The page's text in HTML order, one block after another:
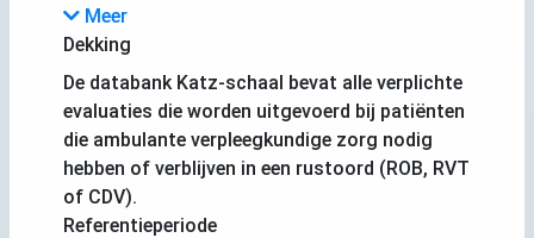
Meer
Dekking
De databank Katz-schaal bevat alle verplichte
evaluaties die worden uitgevoerd bij patiënten
die ambulante verpleegkundige zorg nodig
hebben of verblijven in een rustoord (ROB, RVT
of CDV).
Referentieperiode